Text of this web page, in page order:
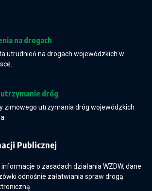
na drogach
utrudnień na drogach wojewódzkich w
dróg
zimowego utrzymania dróg wojewódzkich
Publicznej
o zasadach działania WZDW, dane
odnośnie załatwiania spraw drogą